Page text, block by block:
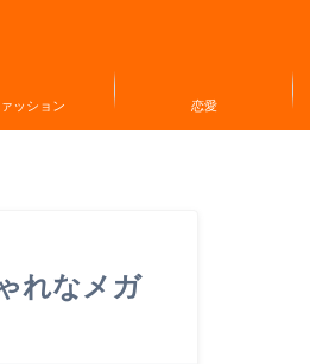
ッション 恋愛
れなメガ